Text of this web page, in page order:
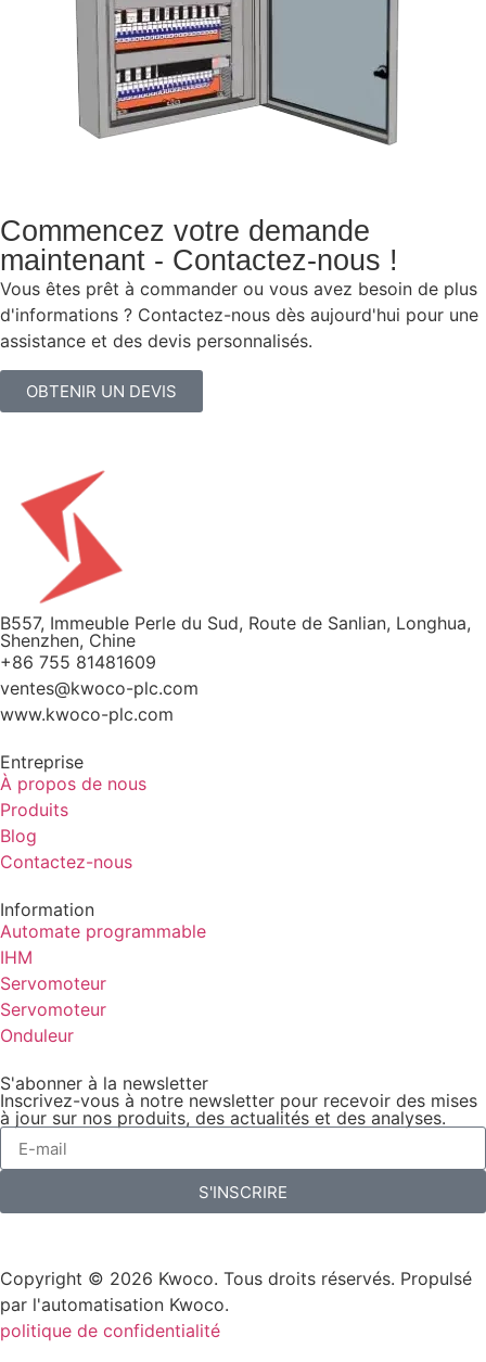
Commencez votre demande
maintenant - Contactez-nous !
Vous êtes prêt à commander ou vous avez besoin de plus
d'informations ? Contactez-nous dès aujourd'hui pour une
assistance et des devis personnalisés.
OBTENIR UN DEVIS
B557, Immeuble Perle du Sud, Route de Sanlian, Longhua,
Shenzhen, Chine
+86 755 81481609
ventes@kwoco-plc.com
www.kwoco-plc.com
Entreprise
À propos de nous
Produits
Blog
Contactez-nous
Information
Automate programmable
IHM
Servomoteur
Servomoteur
Onduleur
S'abonner à la newsletter
Inscrivez-vous à notre newsletter pour recevoir des mises
à jour sur nos produits, des actualités et des analyses.
S'INSCRIRE
Copyright © 2026 Kwoco. Tous droits réservés. Propulsé
par l'automatisation Kwoco.
politique de confidentialité